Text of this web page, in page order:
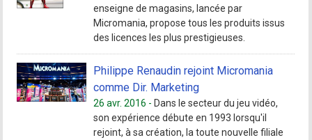
enseigne de magasins, lancée par
Micromania, propose tous les produits issus
des licences les plus prestigieuses.
Philippe Renaudin rejoint Micromania
comme Dir. Marketing
26 avr. 2016 - Dans le secteur du jeu vidéo,
son expérience débute en 1993 lorsqu'il
rejoint, à sa création, la toute nouvelle filiale